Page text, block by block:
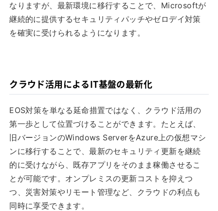
なりますが、最新環境に移行することで、Microsoftが
継続的に提供するセキュリティパッチやゼロデイ対策
を確実に受けられるようになります。
クラウド活用によるIT基盤の最新化
EOS対策を単なる延命措置ではなく、クラウド活用の
第一歩として位置づけることができます。たとえば、
旧バージョンのWindows ServerをAzure上の仮想マシ
ンに移行することで、最新のセキュリティ更新を継続
的に受けながら、既存アプリをそのまま稼働させるこ
とが可能です。オンプレミスの更新コストを抑えつ
つ、災害対策やリモート管理など、クラウドの利点も
同時に享受できます。